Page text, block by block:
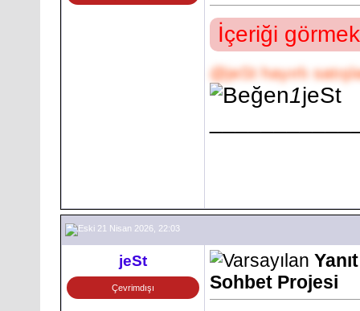
İçeriği
@jeSt hayırlı
1jeSt
21 Nisan 2026, 22:03
jeSt
Çevrimdışı
Sohbet Projesi